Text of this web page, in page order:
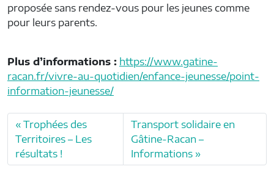
proposée sans rendez-vous pour les jeunes comme
pour leurs parents.
Plus d’informations : https://www.gatine-
racan.fr/vivre-au-quotidien/enfance-jeunesse/point-
information-jeunesse/
Trophées des
Territoires – Les
résultats !
Transport solidaire en
Gâtine-Racan –
Informations